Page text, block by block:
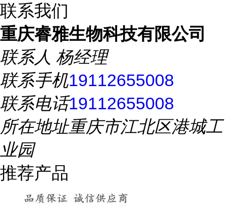
联系我们
重庆睿雅生物科技有限公司
联系人 杨经理
联系手机19112655008
联系电话19112655008
所在地址重庆市江北区港城工
业园
推荐产品